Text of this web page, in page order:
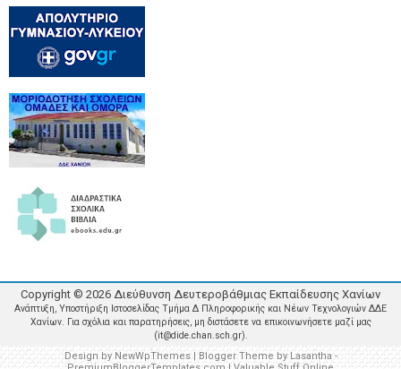
Copyright © 2026 Διεύθυνση Δευτεροβάθμιας Εκπαίδευσης Χανίων
Ανάπτυξη, Υποστήριξη Ιστοσελίδας Τμήμα Δ Πληροφορικής και Νέων Τεχνολογιών ΔΔΕ
Χανίων. Για σχόλια και παρατηρήσεις, μη διστάσετε να επικοινωνήσετε μαζί μας
(it@dide.chan.sch.gr).
Design byNewWpThemes| Blogger Theme byLasantha-